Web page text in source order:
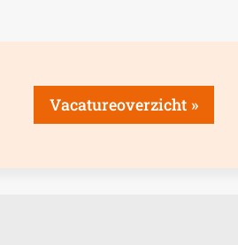
Vacatureoverzicht